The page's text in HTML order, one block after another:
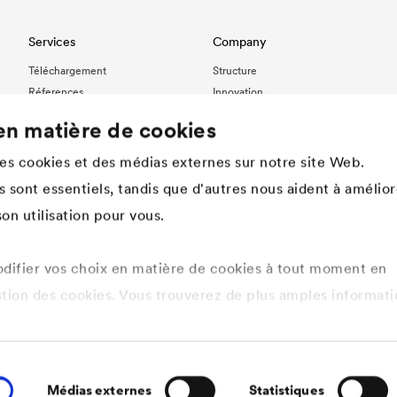
matière de cookies
cookies et des médias externes sur notre site Web.
sont essentiels, tandis que d'autres nous aident à
utilisation pour vous.
vos choix en matière de cookies à tout moment en
des cookies. Vous trouverez de plus amples
Médias externes Statistiques
Services
Téléchargement
Réferences
Company
Structure
Innovation
Histoire
Développement durable